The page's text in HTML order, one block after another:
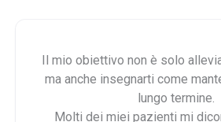
Il mio obiettivo non è solo
ma anche insegnarti come
lungo termine.
Molti dei miei pazienti mi